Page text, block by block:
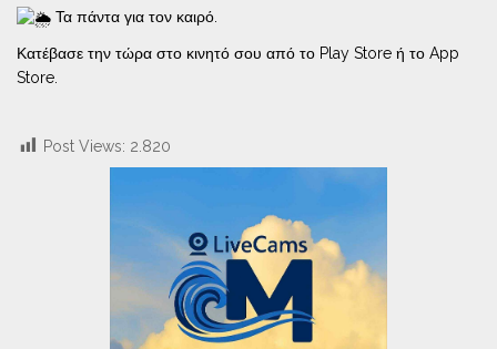
Τα πάντα για τον καιρό.
Κατέβασε την τώρα στο κινητό σου από το Play Store ή το App
Store.
Post Views: 2.820